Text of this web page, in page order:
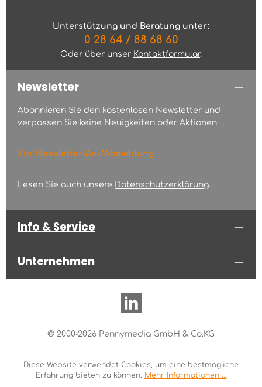
Unterstützung und Beratung unter:
0 28 64 / 88 68 60
Oder über unser Kontaktformular.
Newsletter
Abonnieren Sie den kostenlosen Newsletter und
verpassen Sie keine Neuigkeiten oder Aktionen.
Zur Newsletter-An-/Abmeldung
Lesen Sie auch unsere Datenschutzerklärung.
Info & Service
Unternehmen
© 2000-2026 Pennymedia GmbH & Co.KG
Diese Website verwendet Cookies, um eine bestmögliche
Erfahrung bieten zu können. Mehr Informationen ...